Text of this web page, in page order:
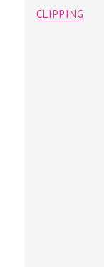
CLIPPING